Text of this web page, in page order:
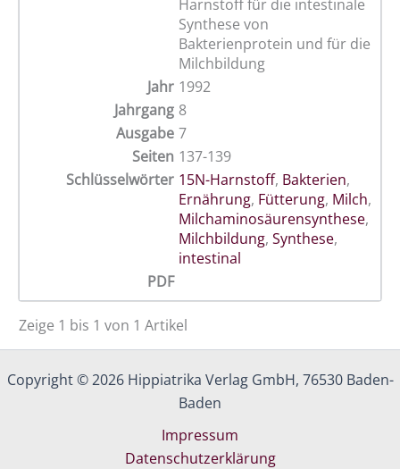
Harnstoff für die intestinale
Synthese von
Bakterienprotein und für die
Milchbildung
Jahr 1992
Jahrgang 8
Ausgabe 7
Seiten 137-139
Schlüsselwörter 15N-Harnstoff, Bakterien,
Ernährung, Fütterung, Milch,
Milchaminosäurensynthese,
Milchbildung, Synthese,
intestinal
PDF
Zeige 1 bis 1 von 1 Artikel
Copyright © 2026 Hippiatrika Verlag GmbH, 76530 Baden-
Baden
Impressum
Datenschutzerklärung